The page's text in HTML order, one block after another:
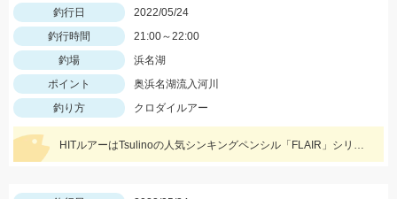
釣行日
2022/05/24
釣行時間
21:00～22:00
釣場
浜名湖
ポイント
奥浜名湖流入河川
釣り方
クロダイルアー
HITルアーはTsulinoの人気シンキングペンシル「FLAIR」シリーズ。